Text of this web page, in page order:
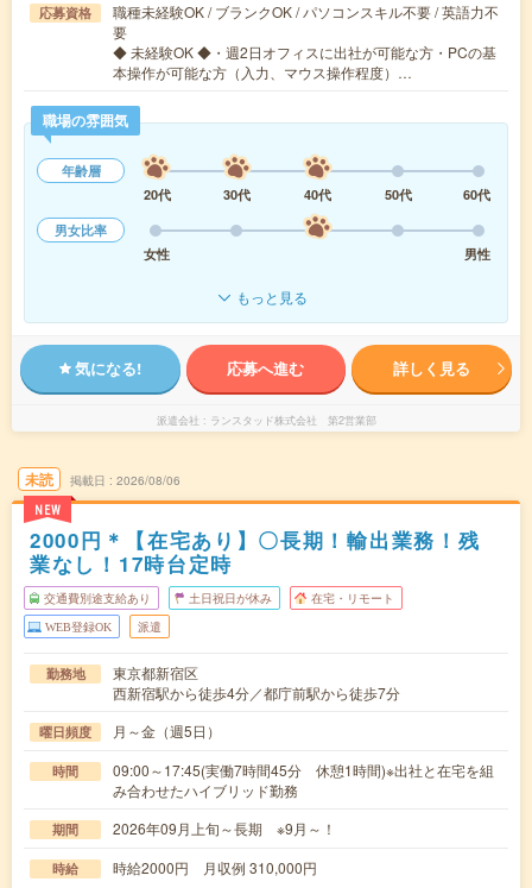
応募資格
職種未経験OK / ブランクOK / パソコンスキル不要 / 英語力不
要
◆ 未経験OK ◆・週2日オフィスに出社が可能な方・PCの基
本操作が可能な方（入力、マウス操作程度）…
職場の雰囲気
年齢層
20代
30代 40代 50代
60代
男女比率
女性
男性
もっと見る
気になる! 応募へ進む 詳しく見る
派遣会社 ランスタッド株式会社 第2営業部
未読
NEW
掲載日 2026/08/06
2000円＊【在宅あり】〇長期！輸出業務！残
業なし！17時台定時
交通費別途支給あり 土日祝日が休み 在宅・リモート
WEB登録OK 派遣
勤務地
東京都新宿区
西新宿駅から徒歩4分／都庁前駅から徒歩7分
曜日頻度 月～金（週5日）
時間
09:00～17:45(実働7時間45分 休憩1時間)※出社と在宅を組
み合わせたハイブリッド勤務
期間 2026年09月上旬～長期 ※9月～！
時給 時給2000円 月収例 310,000円